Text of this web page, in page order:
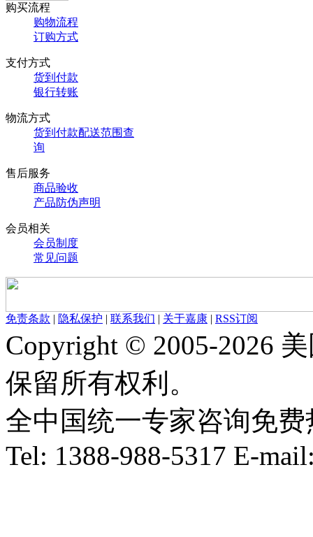
购买流程
购物流程
订购方式
支付方式
货到付款
银行转账
物流方式
货到付款配送范围查
询
售后服务
商品验收
产品防伪声明
会员相关
会员制度
常见问题
免责条款 | 隐私保护 | 联系我们 | 关于嘉康 | RSS订阅
Copyright © 2005-2026
保留所有权利。
全中国统一专家咨询免费
Tel: 1388-988-5317 E-